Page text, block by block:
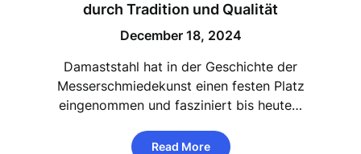
durch Tradition und Qualität
December 18, 2024
Damaststahl hat in der Geschichte der
Messerschmiedekunst einen festen Platz
eingenommen und fasziniert bis heute…
Read More